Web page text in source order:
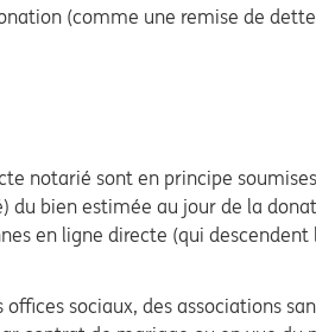
(comme une remise de
notarié sont en principe
du bien estimée au jour de la
en ligne directe (qui descendent
sociaux, des associations